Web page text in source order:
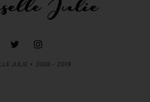
JULIE • 2008 - 2019